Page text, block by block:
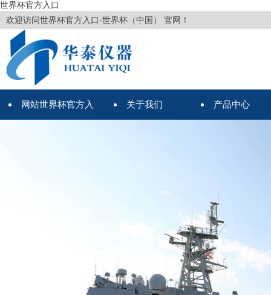
世界杯官方入口
欢迎访问世界杯官方入口-世界杯（中国） 官网！
网站世界杯官方入 关于我们 产品中心